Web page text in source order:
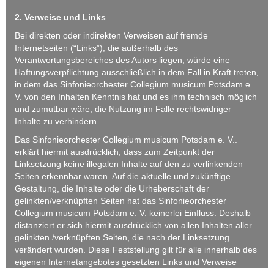
2. Verweise und Links
Bei direkten oder indirekten Verweisen auf fremde
Internetseiten (“Links”), die außerhalb des
Verantwortungsbereiches des Autors liegen, würde eine
Haftungsverpflichtung ausschließlich in dem Fall in Kraft treten,
in dem das Sinfonieorchester Collegium musicum Potsdam e.
V. von den Inhalten Kenntnis hat und es ihm technisch möglich
und zumutbar wäre, die Nutzung im Falle rechtswidriger
Inhalte zu verhindern.
Das Sinfonieorchester Collegium musicum Potsdam e. V..
erklärt hiermit ausdrücklich, dass zum Zeitpunkt der
Linksetzung keine illegalen Inhalte auf den zu verlinkenden
Seiten erkennbar waren. Auf die aktuelle und zukünftige
Gestaltung, die Inhalte oder die Urheberschaft der
gelinkten/verknüpften Seiten hat das Sinfonieorchester
Collegium musicum Potsdam e. V. keinerlei Einfluss. Deshalb
distanziert er sich hiermit ausdrücklich von allen Inhalten aller
gelinkten /verknüpften Seiten, die nach der Linksetzung
verändert wurden. Diese Feststellung gilt für alle innerhalb des
eigenen Internetangebotes gesetzten Links und Verweise